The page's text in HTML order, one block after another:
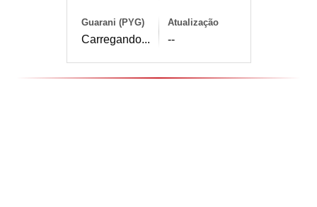
Guarani (PYG)
Carregando...
Atualização
--